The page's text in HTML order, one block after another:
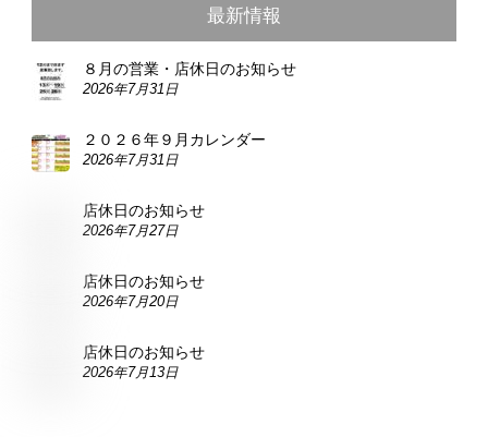
最新情報
８月の営業・店休日のお知らせ
2026年7月31日
２０２６年９月カレンダー
2026年7月31日
店休日のお知らせ
2026年7月27日
店休日のお知らせ
2026年7月20日
店休日のお知らせ
2026年7月13日